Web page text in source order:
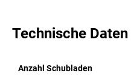
Technische Daten
Anzahl Schubladen